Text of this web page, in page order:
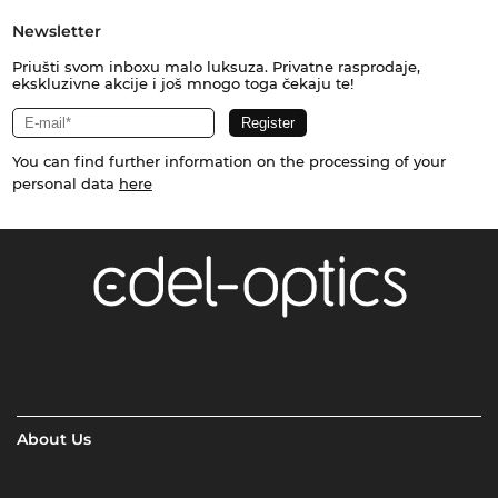
Newsletter
Priušti svom inboxu malo luksuza. Privatne rasprodaje,
ekskluzivne akcije i još mnogo toga čekaju te!
You can find further information on the processing of your
personal data here
About Us